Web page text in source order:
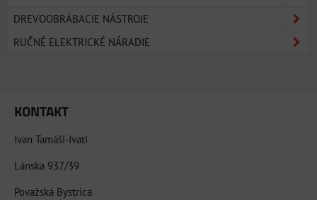
DREVOOBRÁBACIE NÁSTROJE
RUČNÉ ELEKTRICKÉ NÁRADIE
KONTAKT
Ivan Tamáši-Ivati
Lánska 937/39
Považská Bystrica